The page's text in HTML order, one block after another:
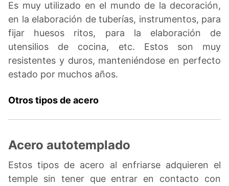
Es muy utilizado en el mundo de la decoración,
en la elaboración de tuberías, instrumentos, para
fijar huesos ritos, para la elaboración de
utensilios de cocina, etc. Estos son muy
resistentes y duros, manteniéndose en perfecto
estado por muchos años.
Otros tipos de acero
Acero autotemplado
Estos tipos de acero al enfriarse adquieren el
temple sin tener que entrar en contacto con